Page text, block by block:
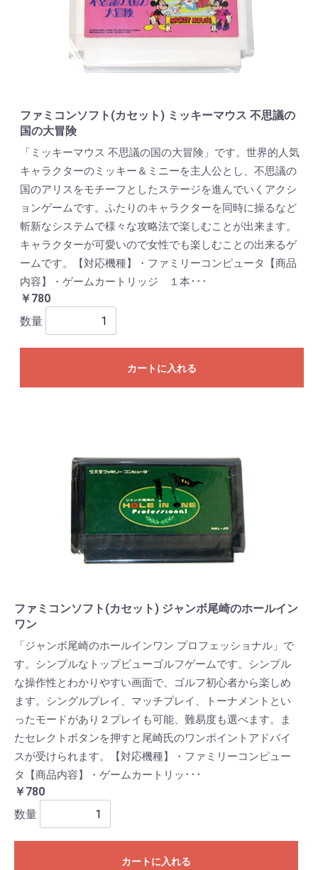
ファミコンソフト(カセット) ミッキーマウス 不思議の
国の大冒険
「ミッキーマウス 不思議の国の大冒険」です。世界的人気
キャラクターのミッキー＆ミニーを主人公とし、不思議の
国のアリスをモチーフとしたステージを進んでいくアクシ
ョンゲームです。ふたりのキャラクターを同時に操るなど
斬新なシステムで様々な攻略法で楽しむことが出来ます。
キャラクターが可愛いので女性でも楽しむことの出来るゲ
ームです。【対応機種】・ファミリーコンピュータ【商品
内容】・ゲームカートリッジ １本･･･
￥780
数量
カートに入れる
ファミコンソフト(カセット) ジャンボ尾崎のホールイン
ワン
「ジャンボ尾崎のホールインワン プロフェッショナル」で
す。シンプルなトップビューゴルフゲームです。シンプル
な操作性とわかりやすい画面で、ゴルフ初心者から楽しめ
ます。シングルプレイ、マッチプレイ、トーナメントとい
ったモードがあり２プレイも可能、難易度も選べます。ま
たセレクトボタンを押すと尾崎氏のワンポイントアドバイ
スが受けられます。【対応機種】・ファミリーコンピュー
タ【商品内容】・ゲームカートリッ･･･
￥780
数量
カートに入れる